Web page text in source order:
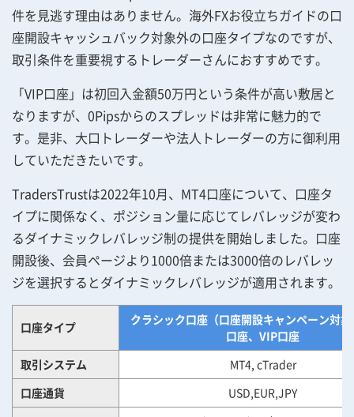
件を見逃す理由はありません。海外FXお役立ちガイドの口
座開設キャッシュバック対象外の口座タイプなのですが、
取引条件を重要視するトレーダーさんにおすすめです。
「VIP口座」は初回入金額50万円という条件が高い敷居と
なりますが、0Pipsからのスプレッドは非常に魅力的で
す。是非、大口トレーダーや法人トレーダーの方に御利用
していただきたいです。
TradersTrustは2022年10月、MT4口座について、口座タ
イプに関係なく、ポジション量に応じてレバレッジが変わ
るダイナミックレバレッジ制の提供を開始しました。口座
開設後、会員ページより1000倍または3000倍のレバレッ
ジを選択するとダイナミックレバレッジが適用されます。
口座タイプ
クラシック口座（口座開設キャンペーン対
口座、VIP口座
取引システム
MT4, cTrader
口座通貨
USD,EUR,JPY